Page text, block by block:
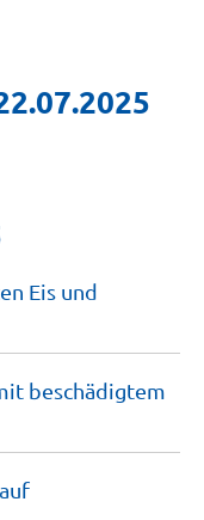
Eis und
beschädigtem